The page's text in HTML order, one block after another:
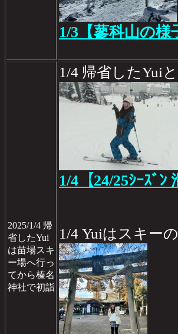
1/3【蓼科山の様
2025/1/4 帰
省したYui
は苗場スキ
ー場へ行っ
てから榛名
神社で初詣
1/4 帰省したYui
1/4【24/25ｼｰｽﾞﾝ
1/4 Yuiはスキー